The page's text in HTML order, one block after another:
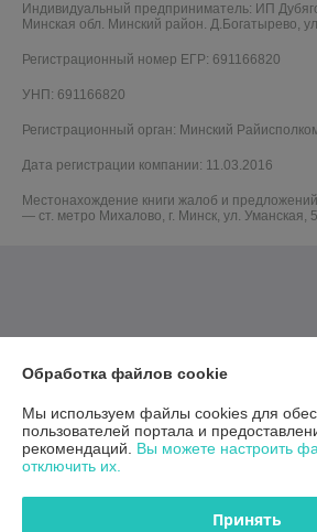
Индивидуальный предприниматель: ИП
Минская обл. Минский район. Д.Богатырево,
Регистрационный номер ЕГР: 691166820
УНП: 691166820
Регистрационный орган: Минский
Дата регистрации компании: 11.03.2016
Местонахождение книги жалоб и
— ст. метро Михалово, г. Минск, ул. Уманская,
Обработка файлов cookie
Мы используем файлы cookies для
пользователей портала и
рекомендаций. Вы можете настроить
отключить их.
Принять